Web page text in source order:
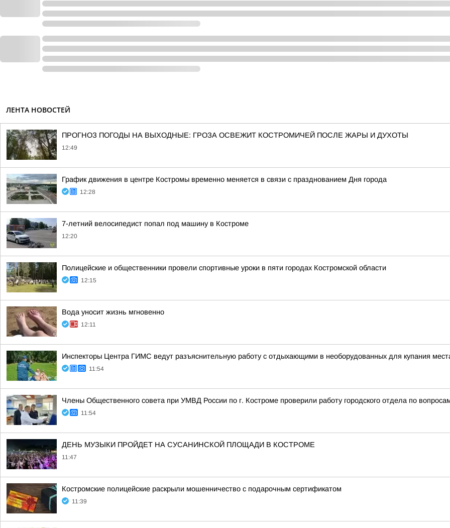
ЛЕНТА НОВОСТЕЙ
ПРОГНОЗ ПОГОДЫ НА ВЫХОДНЫЕ: ГРОЗА ОСВЕЖИТ КОСТРОМИЧЕЙ ПОСЛЕ ЖАРЫ И ДУХОТЫ
12:49
График движения в центре Костромы временно меняется в связи с празднованием Дня города
12:28
7-летний велосипедист попал под машину в Костроме
12:20
Полицейские и общественники провели спортивные уроки в пяти городах Костромской области
12:15
Вода уносит жизнь мгновенно
12:11
Инспекторы Центра ГИМС ведут разъяснительную работу с отдыхающими в необорудованных для купания
11:54
Члены Общественного совета при УМВД России по г. Костроме проверили работу городского отдела по
11:54
ДЕНЬ МУЗЫКИ ПРОЙДЕТ НА СУСАНИНСКОЙ ПЛОЩАДИ В КОСТРОМЕ
11:47
Костромские полицейские раскрыли мошенничество с подарочным сертификатом
11:39